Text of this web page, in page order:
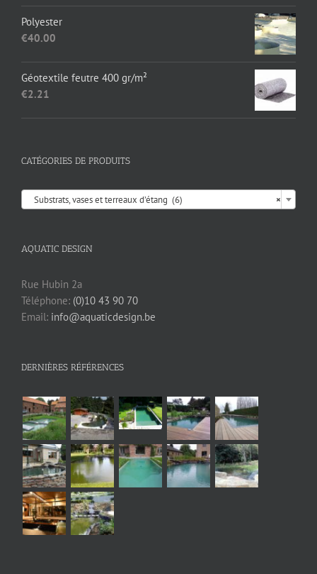
Polyester
€40.00
Géotextile feutre 400 gr/m²
€2.21
CATÉGORIES DE PRODUITS
×
Substrats, vases et terreaux d’étang (6)
AQUATIC DESIGN
Rue Hubin 2a
Téléphone: (0)10 43 90 70
Email: info@aquaticdesign.be
DERNIÈRES RÉFÉRENCES